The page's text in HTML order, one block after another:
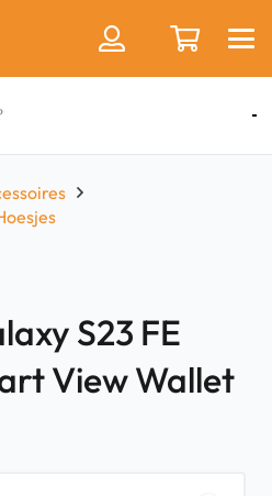
S23 FE
View Wallet